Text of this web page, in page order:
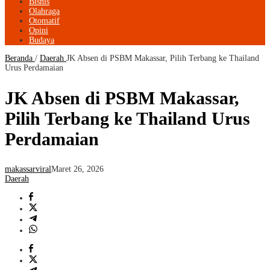
Olahraga
Otomatif
Opini
Budaya
Beranda / Daerah JK Absen di PSBM Makassar, Pilih Terbang ke Thailand
Urus Perdamaian
JK Absen di PSBM Makassar,
Pilih Terbang ke Thailand Urus
Perdamaian
makassarviralMaret 26, 2026
Daerah